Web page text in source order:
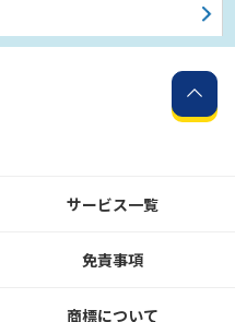
サービス一覧
免責事項
商標について